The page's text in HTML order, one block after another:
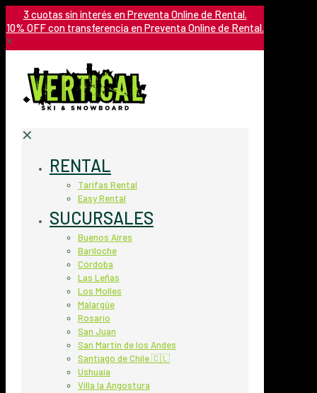
3 cuotas sin interés en Preventa Online de Rental.
10% OFF con transferencia en Preventa Online de Rental.
✕
✕
RENTAL
Tarifas Rental
Easy Rental
SUCURSALES
Buenos Aires
Bariloche
Córdoba
Las Leñas
Los Molles
Malargüe
Rosario
San Juan
San Martin de los Andes
Santiago de Chile 🇨🇱
Ushuaia
Villa la Angostura